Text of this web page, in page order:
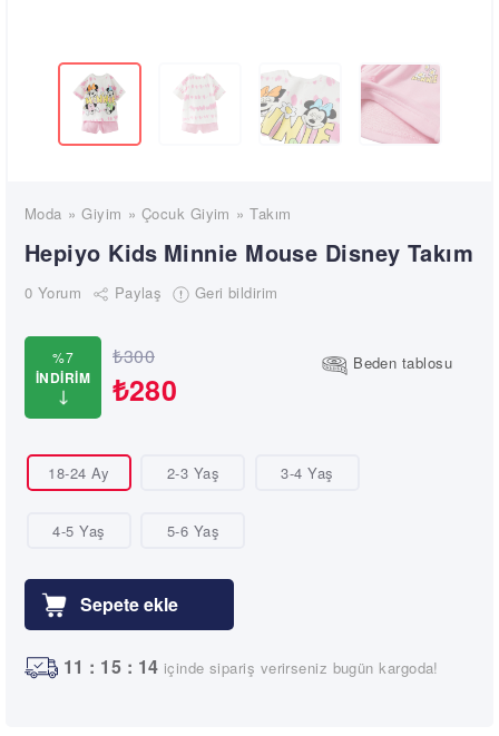
Moda Giyim Çocuk Giyim Takım
Hepiyo Kids Minnie Mouse Disney Takım
0 Yorum Paylaş Geri bildirim
%7
İNDİRİM
₺300
₺280
Beden tablosu
18-24 Ay 2-3 Yaş 3-4 Yaş
4-5 Yaş 5-6 Yaş
11 : 15 : 14 içinde sipariş verirseniz bugün kargoda!